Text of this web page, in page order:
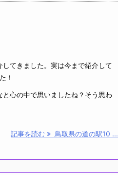
てきました。実は今まで紹介して
！
心の中で思いましたね？そう思わ
記事を読む 鳥取県の道の駅10 ...